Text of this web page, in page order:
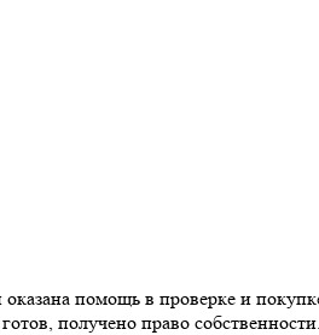
помощь в проверке и
получено право собственности.